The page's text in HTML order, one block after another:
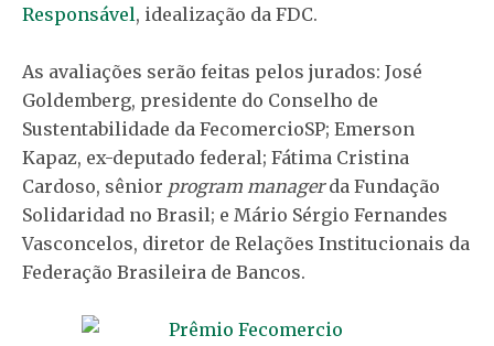
Responsável, idealização da FDC.
As avaliações serão feitas pelos jurados: José
Goldemberg, presidente do Conselho de
Sustentabilidade da FecomercioSP; Emerson
Kapaz, ex-deputado federal; Fátima Cristina
Cardoso, sênior program managerda Fundação
Solidaridad no Brasil; e Mário Sérgio Fernandes
Vasconcelos, diretor de Relações Institucionais da
Federação Brasileira de Bancos.